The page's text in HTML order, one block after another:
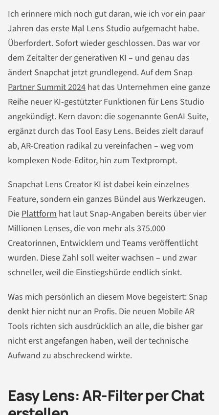
Ich erinnere mich noch gut daran, wie ich vor ein paar
Jahren das erste Mal Lens Studio aufgemacht habe.
Überfordert. Sofort wieder geschlossen. Das war vor
dem Zeitalter der generativen KI – und genau das
ändert Snapchat jetzt grundlegend. Auf dem Snap
Partner Summit 2024 hat das Unternehmen eine ganze
Reihe neuer KI-gestützter Funktionen für Lens Studio
angekündigt. Kern davon: die sogenannte GenAI Suite,
ergänzt durch das Tool Easy Lens. Beides zielt darauf
ab, AR-Creation radikal zu vereinfachen – weg vom
komplexen Node-Editor, hin zum Textprompt.
Snapchat Lens Creator KI ist dabei kein einzelnes
Feature, sondern ein ganzes Bündel aus Werkzeugen.
DiePlattform hat laut Snap-Angaben bereits über vier
Millionen Lenses, die von mehr als 375.000
Creatorinnen, Entwicklern und Teams veröffentlicht
wurden. Diese Zahl soll weiter wachsen – und zwar
schneller, weil die Einstiegshürde endlich sinkt.
Was mich persönlich an diesem Move begeistert: Snap
denkt hier nicht nur an Profis. Die neuen Mobile AR
Tools richten sich ausdrücklich an alle, die bisher gar
nicht erst angefangen haben, weil der technische
Aufwand zu abschreckend wirkte.
Easy Lens: AR-Filter per Chat